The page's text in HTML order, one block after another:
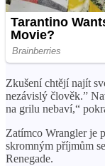
Zkušení chtějí najít
nezávislý člověk.”
na grilu nebaví,“
Zatímco Wrangler je
skromným příjmům
Renegade.